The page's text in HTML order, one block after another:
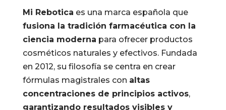
Mi Rebotica es una marca española que
fusiona la tradición farmacéutica con la
ciencia moderna para ofrecer productos
cosméticos naturales y efectivos. Fundada
en 2012, su filosofía se centra en crear
fórmulas magistrales con altas
concentraciones de principios activos,
garantizando resultados visibles y